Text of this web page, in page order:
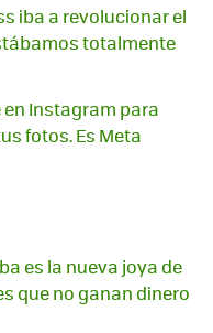
iba a revolucionar el
totalmente
Instagram para
fotos. Es Meta
es la nueva joya de
que no ganan dinero